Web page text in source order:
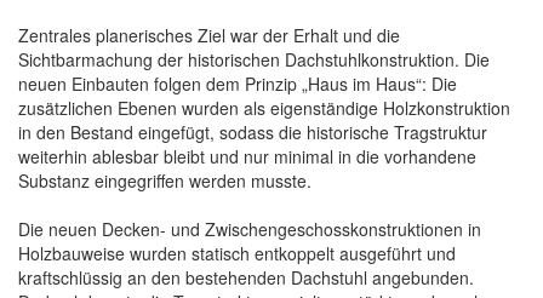
Zentrales planerisches Ziel war der Erhalt und die
Sichtbarmachung der historischen Dachstuhlkonstruktion. Die
neuen Einbauten folgen dem Prinzip „Haus im Haus“: Die
zusätzlichen Ebenen wurden als eigenständige Holzkonstruktion
in den Bestand eingefügt, sodass die historische Tragstruktur
weiterhin ablesbar bleibt und nur minimal in die vorhandene
Substanz eingegriffen werden musste.
Die neuen Decken- und Zwischengeschosskonstruktionen in
Holzbauweise wurden statisch entkoppelt ausgeführt und
kraftschlüssig an den bestehenden Dachstuhl angebunden.